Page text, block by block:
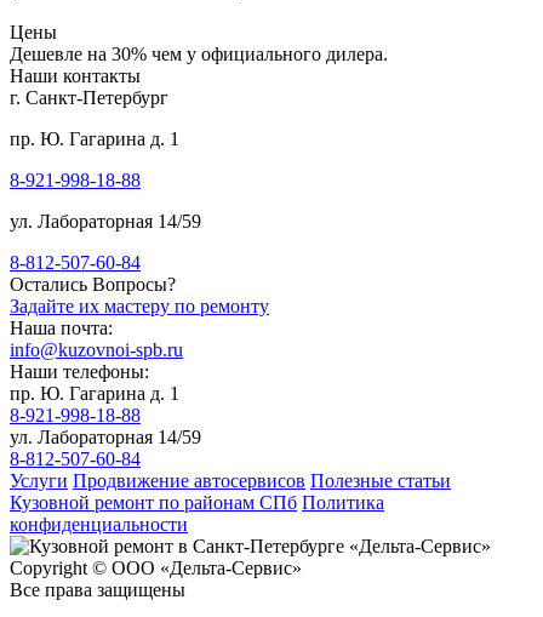
Цены
Дешевле на 30% чем у официального дилера.
Наши контакты
г. Санкт-Петербург
пр. Ю. Гагарина д. 1
8-921-998-18-88
ул. Лабораторная 14/59
8-812-507-60-84
Остались Вопросы?
Задайте их мастеру по ремонту
Наша почта:
info@kuzovnoi-spb.ru
Наши телефоны:
пр. Ю. Гагарина д. 1
8-921-998-18-88
ул. Лабораторная 14/59
8-812-507-60-84
Услуги Продвижение автосервисов Полезные статьи
Кузовной ремонт по районам СПб Политика
конфиденциальности
Copyright © ООО «Дельта-Сервис»
Все права защищены